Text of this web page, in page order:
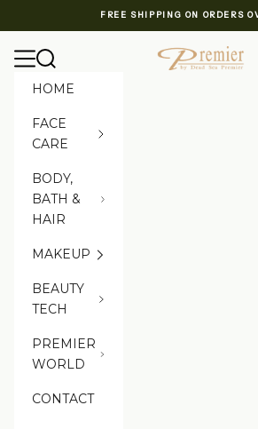
FREE SHIPPING ON ORDERS
Premier Dead
Navigation menu
Search
HOME
FACE
CARE
BODY,
BATH &
HAIR
MAKEUP
BEAUTY
TECH
PREMIER
WORLD
CONTACT